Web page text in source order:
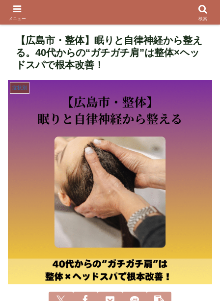
【広島市・整体】眠りと自律神経から整え
る。40代からの“ガチガチ肩”は整体×ヘッ
ドスパで根本改善！
症状別
メニュー 検索